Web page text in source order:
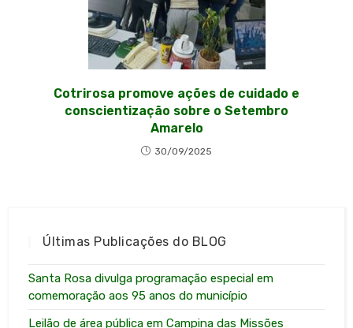
Cotrirosa promove ações de cuidado e
conscientização sobre o Setembro
Amarelo
30/09/2025
Últimas Publicações do BLOG
Santa Rosa divulga programação especial em
comemoração aos 95 anos do município
Leilão de área pública em Campina das Missões